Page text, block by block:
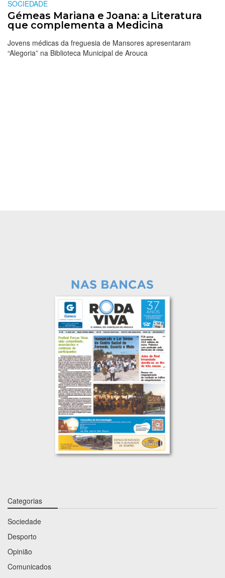
SOCIEDADE
Gémeas Mariana e Joana: a Literatura
que complementa a Medicina
Jovens médicas da freguesia de Mansores apresentaram
“Alegoria” na Biblioteca Municipal de Arouca
Categorias
Sociedade
Desporto
Opinião
Comunicados